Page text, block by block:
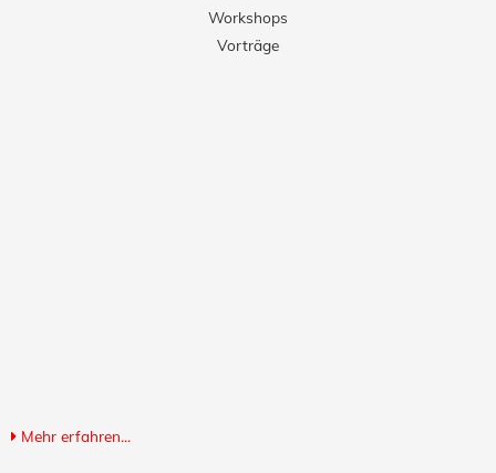
Workshops
Vorträge
Mehr erfahren...